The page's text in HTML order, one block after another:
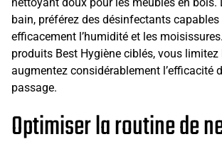
nettoyant doux pour les meubles en bois.
bain, préférez des désinfectants
efficacement l’humidité et les
produits Best Hygiène ciblés, vous
augmentez considérablement l’efficacité
passage.
Optimiser la routine de